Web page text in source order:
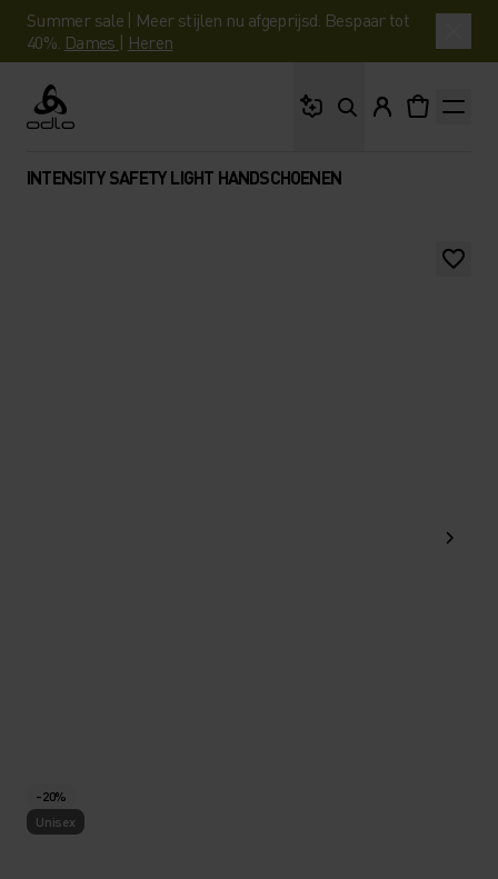
Summer sale | Meer stijlen nu afgeprijsd. Bespaar tot
40%. Dames | Heren
Odlo
INTENSITY SAFETY LIGHT HANDSCHOENEN
-20%
Unisex